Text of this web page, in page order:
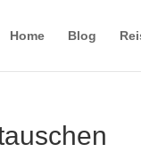
Home Blog